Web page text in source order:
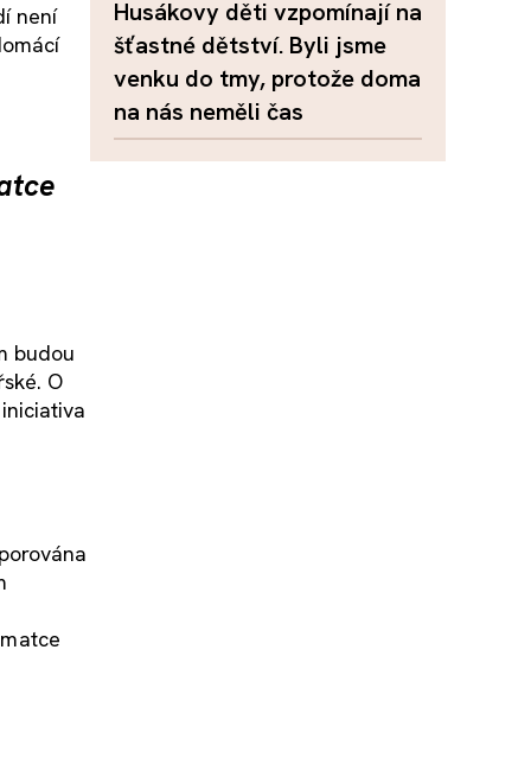
není
budou
O
Husákovy děti vzpomínají na
šťastné dětství. Byli jsme
venku do tmy, protože doma
na nás neměli čas